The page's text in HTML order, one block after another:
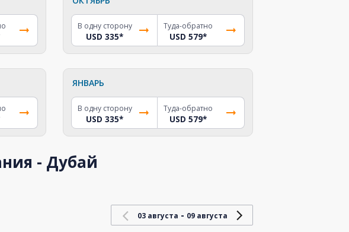
В одну сторону
USD 335*
Туда-обратно
USD 579*
ЯНВАРЬ
В одну сторону
USD 335*
Туда-обратно
USD 579*
- Дубай
03 августа - 09 августа